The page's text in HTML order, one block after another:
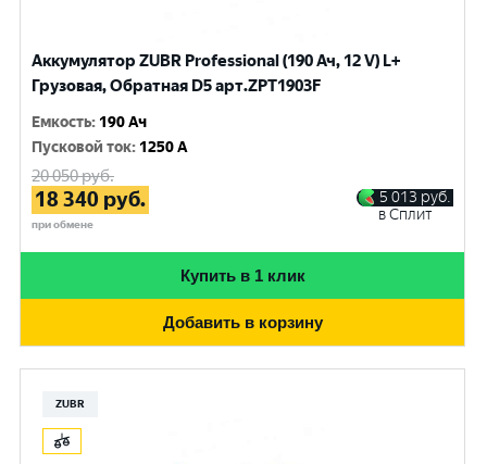
Аккумулятор ZUBR Professional (190 Ач, 12 V) L+
Грузовая, Обратная D5 арт.ZPT1903F
Емкость: 190 Ач
Пусковой ток: 1250 A
20 050руб.
18 340 руб.
при обмене
5 013 руб.
в Сплит
Купить в 1 клик
Добавить в корзину
ZUBR